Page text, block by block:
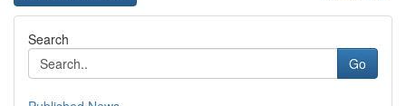
Search
Go